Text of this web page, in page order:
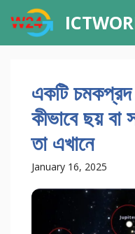
content
একটি চমকপ্রদ
কীভাবে ছয় বা
তা এখানে
January 16, 2025